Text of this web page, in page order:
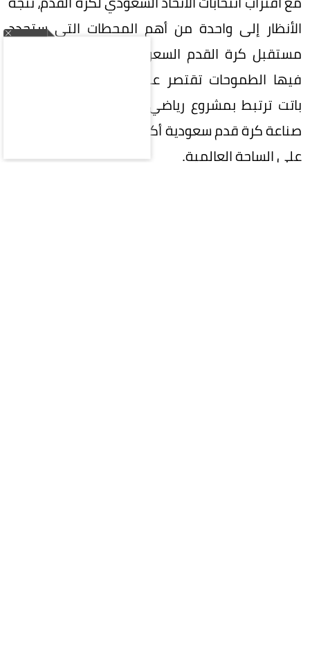
الأنظار إلى واحدة من أهم المحطات التي ستحدد
مستقبل كرة القدم السعودية، في مرحلة لم تعد
فيها الطموحات تقتصر على تحقيق البطولات، بل
باتت ترتبط بمشروع رياضي وطني كبير، يتطلع إلى
صناعة كرة قدم سعودية أكثر تنافسية وتأثيراً وحضوراً
على الساحة العالمية.